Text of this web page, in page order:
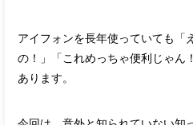
アイフォンを長年使っていても「
の！」「これめっちゃ便利じゃん
あります。